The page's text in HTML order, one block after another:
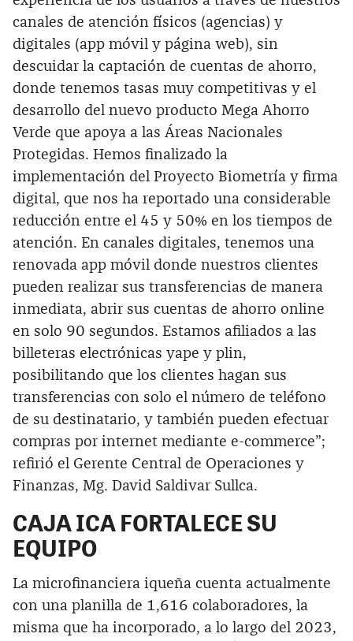
canales de atención físicos (agencias) y
digitales (app móvil y página web), sin
descuidar la captación de cuentas de ahorro,
donde tenemos tasas muy competitivas y el
desarrollo del nuevo producto Mega Ahorro
Verde que apoya a las Áreas Nacionales
Protegidas. Hemos finalizado la
implementación del Proyecto Biometría y firma
digital, que nos ha reportado una considerable
reducción entre el 45 y 50% en los tiempos de
atención. En canales digitales, tenemos una
renovada app móvil donde nuestros clientes
pueden realizar sus transferencias de manera
inmediata, abrir sus cuentas de ahorro online
en solo 90 segundos. Estamos afiliados a las
billeteras electrónicas yape y plin,
posibilitando que los clientes hagan sus
transferencias con solo el número de teléfono
de su destinatario, y también pueden efectuar
compras por internet mediante e-commerce”;
refirió el Gerente Central de Operaciones y
Finanzas, Mg. David Saldivar Sullca.
CAJA ICA FORTALECE SU
EQUIPO
La microfinanciera iqueña cuenta actualmente
con una planilla de 1,616 colaboradores, la
misma que ha incorporado, a lo largo del 2023,